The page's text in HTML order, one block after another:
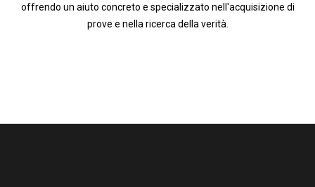
offrendo un aiuto concreto e specializzato nell'acquisizione di
prove e nella ricerca della verità.